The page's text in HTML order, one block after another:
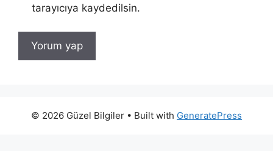
tarayıcıya kaydedilsin.
© 2026 Güzel Bilgiler • Built with GeneratePress